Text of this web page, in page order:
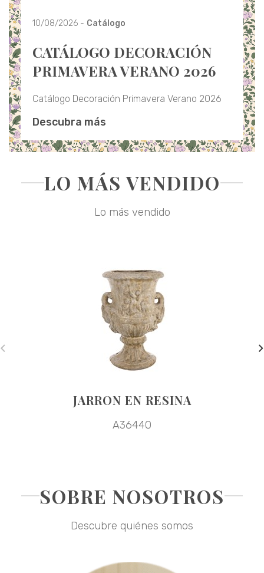
10/08/2026 - Catálogo
CATÁLOGO DECORACIÓN
PRIMAVERA VERANO 2026
Catálogo Decoración Primavera Verano 2026
Descubra más
LO MÁS VENDIDO
Lo más vendido
JARRON EN RESINA
A36440
SOBRE NOSOTROS
Descubre quiénes somos